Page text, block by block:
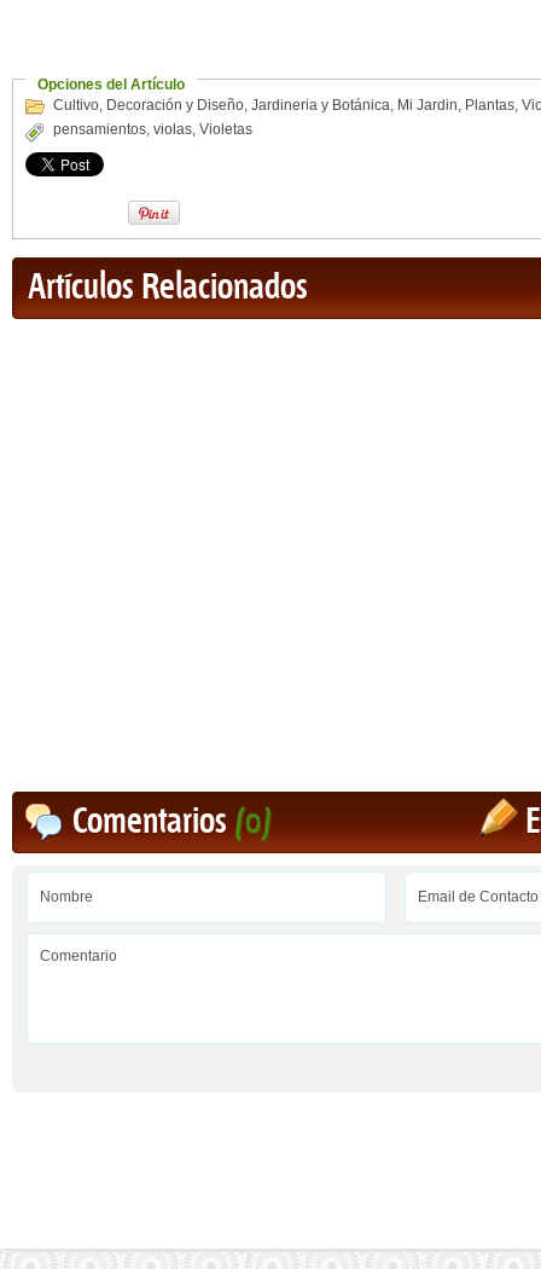
Opciones del Artículo
Cultivo, Decoración y Diseño, Jardineria y Botánica, Mi Jardin, Plantas,
pensamientos, violas, Violetas
Artículos Relacionados
Comentarios(0)